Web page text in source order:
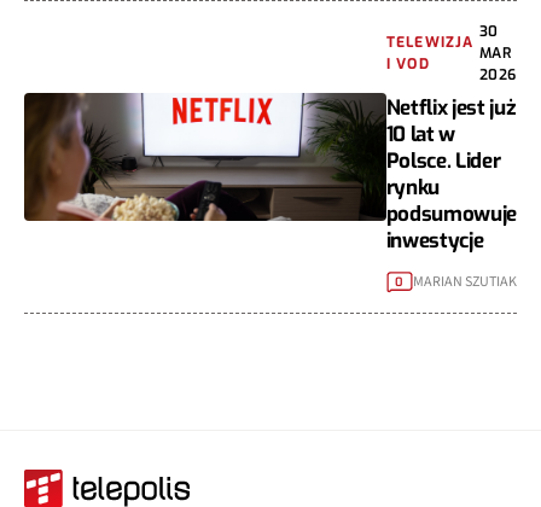
TELEWIZJA
I VOD
30
MAR
2026
Netflix jest już
10 lat w
Polsce. Lider
rynku
podsumowuje
inwestycje
0 MARIAN SZUTIAK